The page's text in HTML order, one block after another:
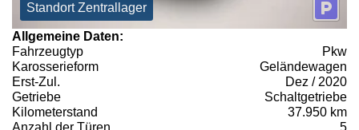
Standort Zentrallager
Allgemeine Daten:
Fahrzeugtyp
Pkw
Karosserieform
Geländewagen
Erst-Zul.
Dez / 2020
Getriebe
Schaltgetriebe
Kilometerstand
37.950 km